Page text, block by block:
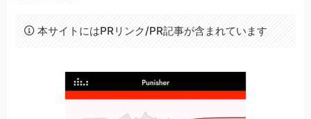
本サイトにはPRリンク/PR記事が含まれています